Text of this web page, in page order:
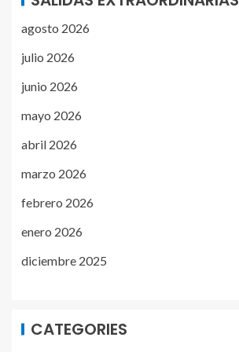
agosto 2026
julio 2026
junio 2026
mayo 2026
abril 2026
marzo 2026
febrero 2026
enero 2026
diciembre 2025
CATEGORIES